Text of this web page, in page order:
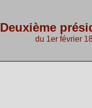
Deuxième
du 1er février